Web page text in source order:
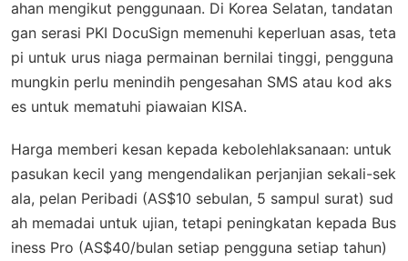
ahan mengikut penggunaan. Di Korea Selatan, tandatan
gan serasi PKI DocuSign memenuhi keperluan asas, teta
pi untuk urus niaga permainan bernilai tinggi, pengguna
mungkin perlu menindih pengesahan SMS atau kod aks
es untuk mematuhi piawaian KISA.
Harga memberi kesan kepada kebolehlaksanaan: untuk
pasukan kecil yang mengendalikan perjanjian sekali-sek
ala, pelan Peribadi (AS$10 sebulan, 5 sampul surat) sud
ah memadai untuk ujian, tetapi peningkatan kepada Bus
iness Pro (AS$40/bulan setiap pengguna setiap tahun)